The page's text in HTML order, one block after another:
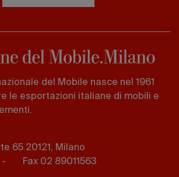
del Mobile nasce nel 1961
le esportazioni italiane di mobili e
65 20121, Milano
-
Fax 02 89011563